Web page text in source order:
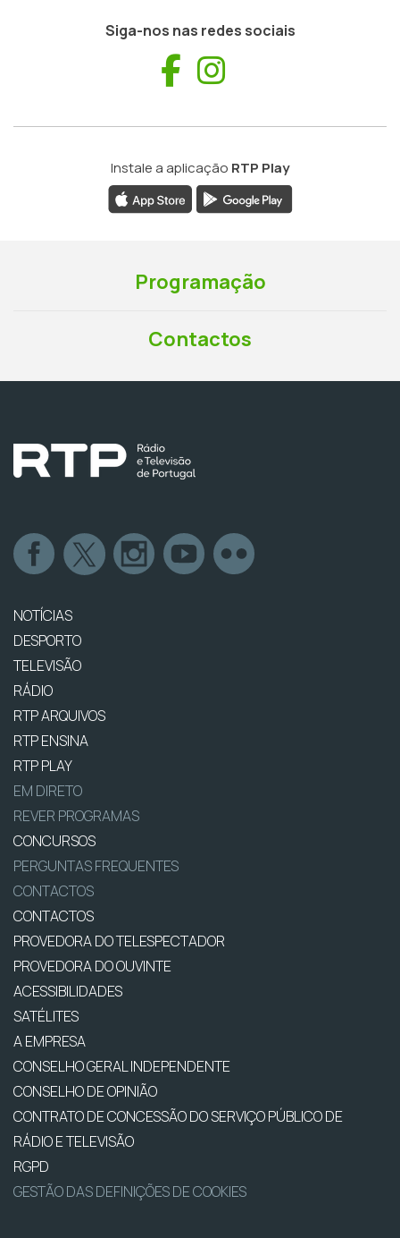
Siga-nos nas redes sociais
Facebook
Instale a aplicação RTP Play
Programação
Contactos
NOTÍCIAS
DESPORTO
TELEVISÃO
RÁDIO
RTP ARQUIVOS
RTP ENSINA
RTP PLAY
EM DIRETO
REVER PROGRAMAS
CONCURSOS
PERGUNTAS FREQUENTES
CONTACTOS
CONTACTOS
PROVEDORA DO TELESPECTADOR
PROVEDORA DO OUVINTE
ACESSIBILIDADES
SATÉLITES
A EMPRESA
CONSELHO GERAL INDEPENDENTE
CONSELHO DE OPINIÃO
CONTRATO DE CONCESSÃO DO SERVIÇO PÚBLICO DE
RÁDIO E TELEVISÃO
RGPD
GESTÃO DAS DEFINIÇÕES DE COOKIES